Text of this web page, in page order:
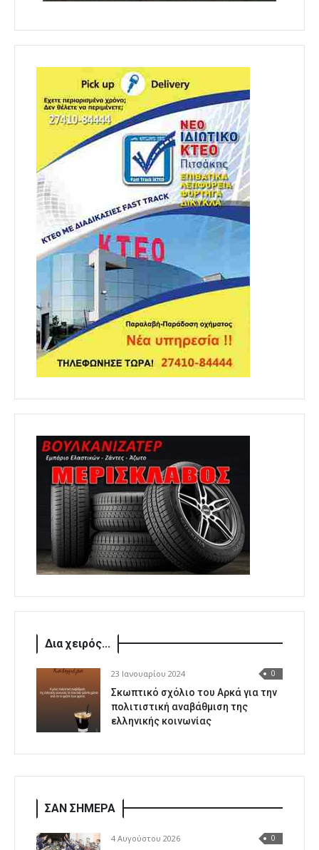
Δια χειρός...
23 Ιανουαρίου 2024 0
Σκωπτικό σχόλιο του Αρκά για την
πολιτιστική αναβάθμιση της
ελληνικής κοινωνίας
ΣΑΝ ΣΗΜΕΡΑ
4 Αυγούστου 2026 0